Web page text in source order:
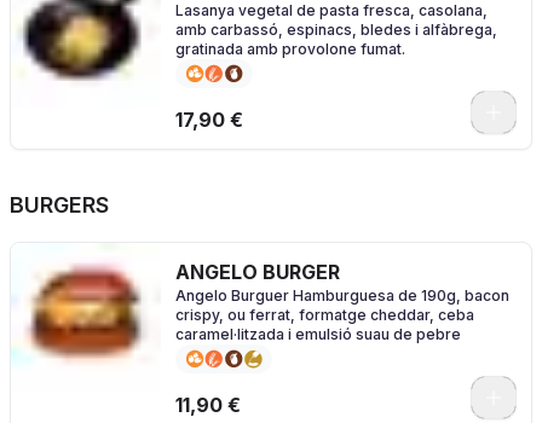
Lasanya vegetal de pasta fresca, casolana,
amb carbassó, espinacs, bledes i alfàbrega,
gratinada amb provolone fumat.
17,90 €
BURGERS
ANGELO BURGER
Angelo Burguer Hamburguesa de 190g, bacon
crispy, ou ferrat, formatge cheddar, ceba
caramel·litzada i emulsió suau de pebre
11,90 €